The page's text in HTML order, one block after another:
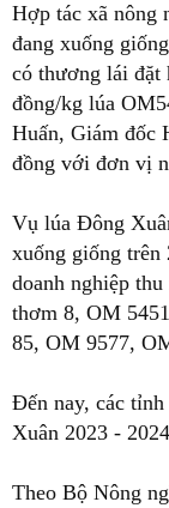
Hợp tác xã nông
đang xuống
có thương lái đặt
đồng/kg lúa
Huấn, Giám đốc
đồng với đơn vị
Vụ lúa Đông
xuống giống trên
doanh nghiệp
thơm 8, OM
85, OM 9577,
Đến nay, các
Xuân 2023 -
Theo Bộ Nông